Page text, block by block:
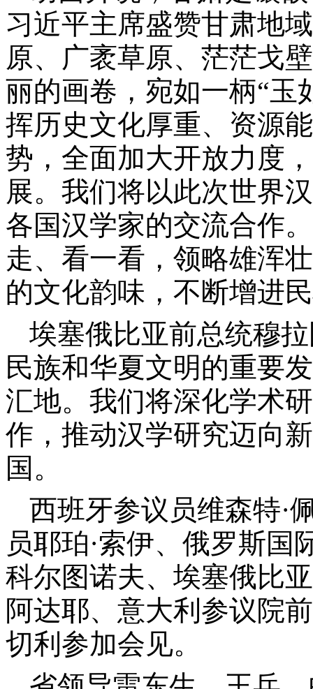
习近平主席盛赞甘肃地
原、广袤草原、茫茫戈
丽的画卷，宛如一柄“玉
挥历史文化厚重、资源
势，全面加大开放力度
展。我们将以此次世界
各国汉学家的交流合作
走、看一看，领略雄浑
的文化韵味，不断增进
埃塞俄比亚前总统穆
民族和华夏文明的重要
汇地。我们将深化学术
作，推动汉学研究迈向
国。
西班牙参议员维森特·
员耶珀·索伊、俄罗斯国
科尔图诺夫、埃塞俄比
阿达耶、意大利参议院
切利参加会见。